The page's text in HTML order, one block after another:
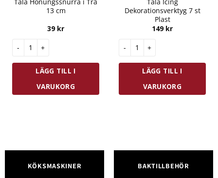
13 cm
39 kr
Tala Honungssnurra i Trä 13 cm mängd
LÄGG TILL I
VARUKORG
Dekorationsverktyg 7 st
Plast
149 kr
Tala Icing
LÄGG TILL I
VARUKORG
KÖKSMASKINER BAKTILLBEHÖR